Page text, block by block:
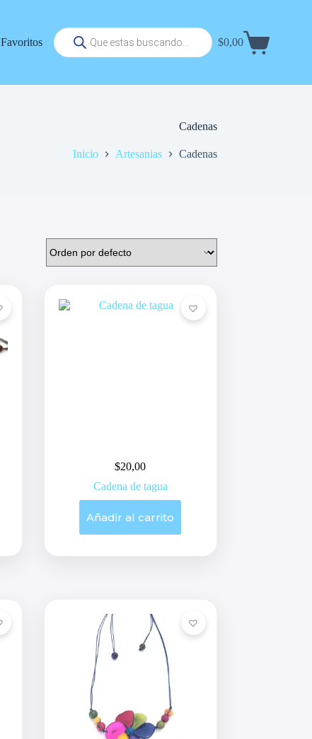
Favoritos
Búsqueda
de
productos
Carrito
$0,00
Cadenas
Inicio Artesanias Cadenas
$20,00
Cadena de tagua
Añadir al carrito